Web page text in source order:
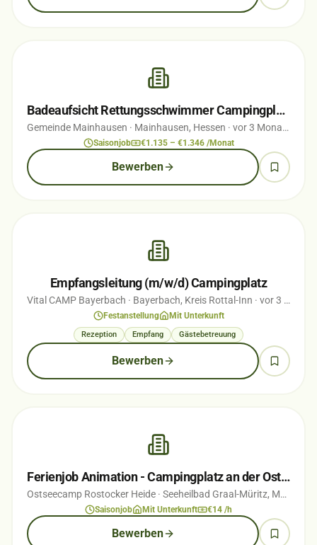
Badeaufsicht Rettungsschwimmer Campingplatz und Badeseen Mainhausen (m/w/d)
Gemeinde Mainhausen · Mainhausen, Hessen · vor 3 Monaten
Saisonjob €1.135 – €1.346 /Monat
Bewerben
Empfangsleitung (m/w/d) Campingplatz
Vital CAMP Bayerbach · Bayerbach, Kreis Rottal-Inn · vor 3 Monaten
Festanstellung Mit Unterkunft
Rezeption Empfang Gästebetreuung
Bewerben
Ferienjob Animation - Campingplatz an der Ostsee
Ostseecamp Rostocker Heide · Seeheilbad Graal-Müritz, Mecklenburg-Vorpommern
Saisonjob Mit Unterkunft €14 /h
Bewerben